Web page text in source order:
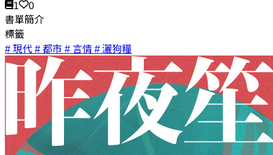
1
0
書單簡介
標籤
# 現代 # 都市 # 言情 # 灑狗糧